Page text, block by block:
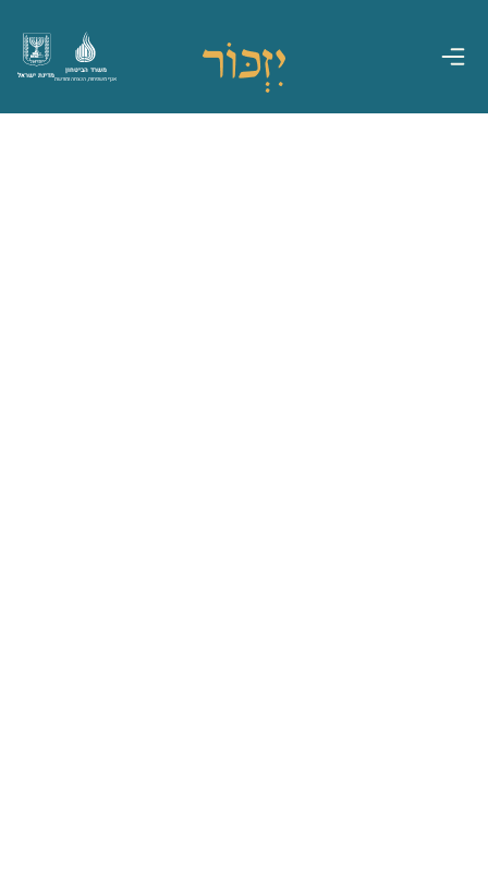
מדינת ישראל
משרד הביטחון
אגף משפחות, הנצחה ומורשת